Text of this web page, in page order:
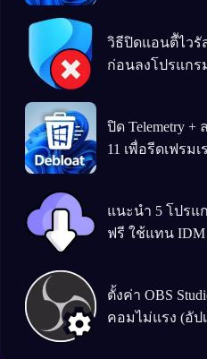
วิธีปิดแอนตีัไวรั
ก่อนลงโปรแกร
ปิด Telemetry +
11 เพื่อรีดเฟรมเ
แนะนำ 5 โปรแ
ฟรี ใช้แทน
ตั้งค่า OBS
คอมไม่แรง (อัป